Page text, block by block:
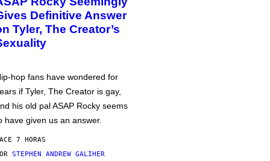
Definitive Answer
Tyler, The Creator’s
hop fans have wondered for
if Tyler, The Creator is gay,
his old pal ASAP Rocky seems
have given us an answer.
7 HORAS
STEPHEN ANDREW GALIHER